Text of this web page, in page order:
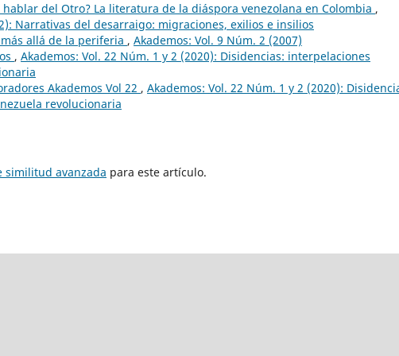
hablar del Otro? La literatura de la diáspora venezolana en Colombia ,
Narrativas del desarraigo: migraciones, exilios e insilios
allá de la periferia , Akademos: Vol. 9 Núm. 2 (2007)
, Akademos: Vol. 22 Núm. 1 y 2 (2020): Disidencias: interpelaciones
Akademos Vol 22 , Akademos: Vol. 22 Núm. 1 y 2 (2020):
revolucionaria
similitud avanzada para este artículo.